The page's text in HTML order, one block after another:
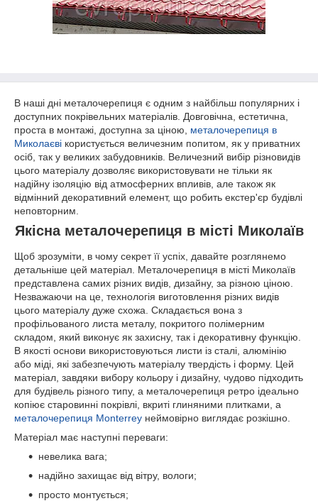
В наші дні металочерепиця є одним з найбільш популярних і
доступних покрівельних матеріалів. Довговічна, естетична,
проста в монтажі, доступна за ціною, металочерепиця в
Миколаєві користується величезним попитом, як у приватних
осіб, так у великих забудовників. Величезний вибір різновидів
цього матеріалу дозволяє використовувати не тільки як
надійну ізоляцію від атмосферних впливів, але також як
відмінний декоративний елемент, що робить екстер'єр будівлі
неповторним.
Якісна металочерепиця в місті Миколаїв
Щоб зрозуміти, в чому секрет її успіх, давайте розглянемо
детальніше цей матеріал. Металочерепиця в місті Миколаїв
представлена самих різних видів, дизайну, за різною ціною.
Незважаючи на це, технологія виготовлення різних видів
цього матеріалу дуже схожа. Складається вона з
профільованого листа металу, покритого полімерним
складом, який виконує як захисну, так і декоративну функцію.
В якості основи використовуються листи із сталі, алюмінію
або міді, які забезпечують матеріалу твердість і форму. Цей
матеріал, завдяки вибору кольору і дизайну, чудово підходить
для будівель різного типу, а металочерепиця ретро ідеально
копіює старовинні покрівлі, вкриті глиняними плитками, а
металочерепиця Monterrey неймовірно виглядає розкішно.
Матеріал має наступні переваги:
невелика вага;
надійно захищає від вітру, вологи;
просто монтується;